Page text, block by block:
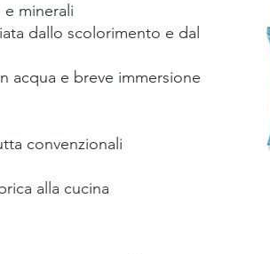
minerali
dallo scolorimento e dal
acqua e breve immersione
convenzionali
alla cucina